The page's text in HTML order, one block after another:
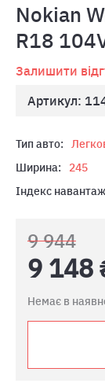
Nokian
R18
Залишити
Артикул:
Тип авто:
Ширина:
245
Індекс
9 944
9 148
Немає в